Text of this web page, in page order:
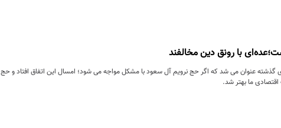
با رونق دین مخالفند
گذشته عنوان می شد که اگر حج نرویم آل سعود با مشکل مواجه می شود؛ امسال این اتفاق افتاد و حج
ما بهتر شد.